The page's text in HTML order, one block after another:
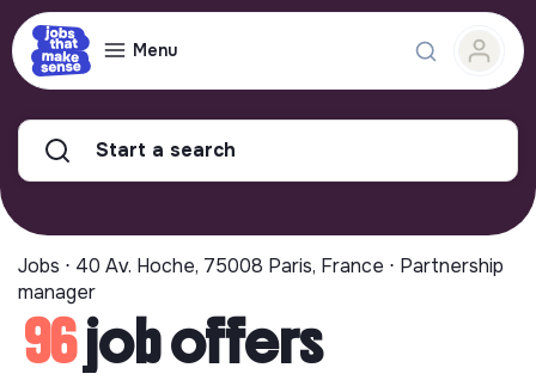
Menu
Start a search
Jobs ⋅ 40 Av. Hoche, 75008 Paris, France ⋅ Partnership
manager
96job offers